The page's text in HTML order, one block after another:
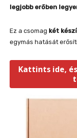
legjobb erőben
Ez a csomag két
egymás hatását
Kattints ide,